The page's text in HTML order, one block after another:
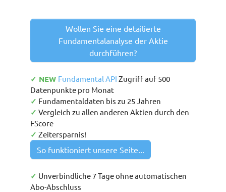
Wollen Sie eine detailierte
Fundamentalanalyse der Aktie
durchführen?
✓ NEW Fundamental API Zugriff auf 500
Datenpunkte pro Monat
✓ Fundamentaldaten bis zu 25 Jahren
✓ Vergleich zu allen anderen Aktien durch den
FScore
✓ Zeitersparnis!
So funktioniert unsere Seite...
✓ Unverbindliche 7 Tage ohne automatischen
Abo-Abschluss